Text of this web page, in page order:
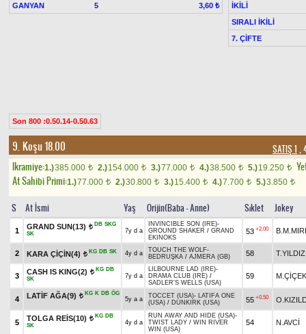
GANYAN 5 3,60 ₺
İKİLİ
SIRALI İKİLİ
7. ÇİFTE
Son 800 :0.50.14-0.50.63
9. Koşu 18.00 SATIŞ 1 ,
Ikramiye:1.)385.000 t 2.)154.000 t 3.)77.000 t 4.)38.500 t 5.)19.250 t
At Sahibi Primi:1.)77.000 t 2.)30.800 t 3.)15.400 t 4.)7.700 t 5.)3.850 t
S At İsmi Yaş Orijin(Baba - Anne) Sıklet Jokey
1
GRAND SUN(13) t DB SKG
SK
7y d a
INVINCIBLE SON (IRE)-
GROUND SHAKER / GRAND
EKINOKS
53 +2.00
2 KARA ÇİÇİN(4) t KG DB SK 4y d a TOUCH THE WOLF-
BEDRUŞKA / AJMERA (GB) 58 T.YILDIZ
3
CASH IS KING(2) t KG DB
SK
7y d a
LILBOURNE LAD (IRE)-
DRAMA CLUB (IRE) /
SADLER'S WELLS (USA)
59 M.ÇİÇEK
4 LATİF AĞA(9) t KG K DB ÖG
5y a a TOCCET (USA)- LATIFA ONE
(USA) / DUNKIRK (USA) 55 +0.50
5
TOLGA REİS(10) t KG DB
SK
4y d a
RUN AWAY AND HIDE (USA)-
TWIST LADY / WIN RIVER
WIN (USA)
54 N.AVCİ